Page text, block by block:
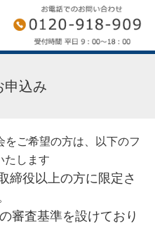
申込み
をご希望の方は、以下のフ
たします
締役以上の方に限定さ
審査基準を設けており